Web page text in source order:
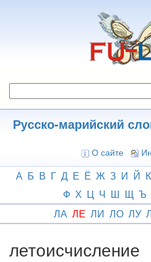
Русско-марийский
О сайте
А Б В Г Д Е Ё Ж З И Й К
Ф Х Ц Ч Ш Щ Ъ
ЛА ЛЕ ЛИ ЛО ЛУ
летоисчисление